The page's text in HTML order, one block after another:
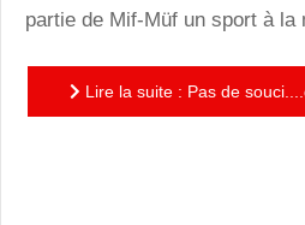
partie de Mif-Müf un sport à la
Lire la suite : Pas de